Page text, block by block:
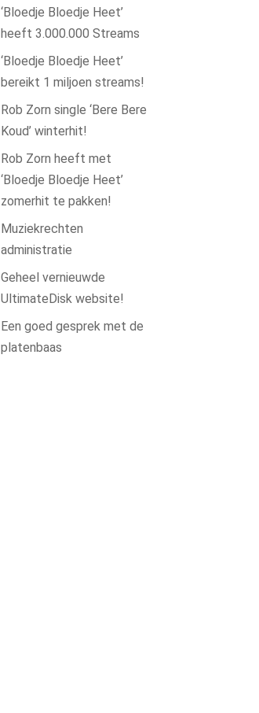
‘Bloedje Bloedje Heet’
heeft 3.000.000 Streams
‘Bloedje Bloedje Heet’
bereikt 1 miljoen streams!
Rob Zorn single ‘Bere Bere
Koud’ winterhit!
Rob Zorn heeft met
‘Bloedje Bloedje Heet’
zomerhit te pakken!
Muziekrechten
administratie
Geheel vernieuwde
UltimateDisk website!
Een goed gesprek met de
platenbaas